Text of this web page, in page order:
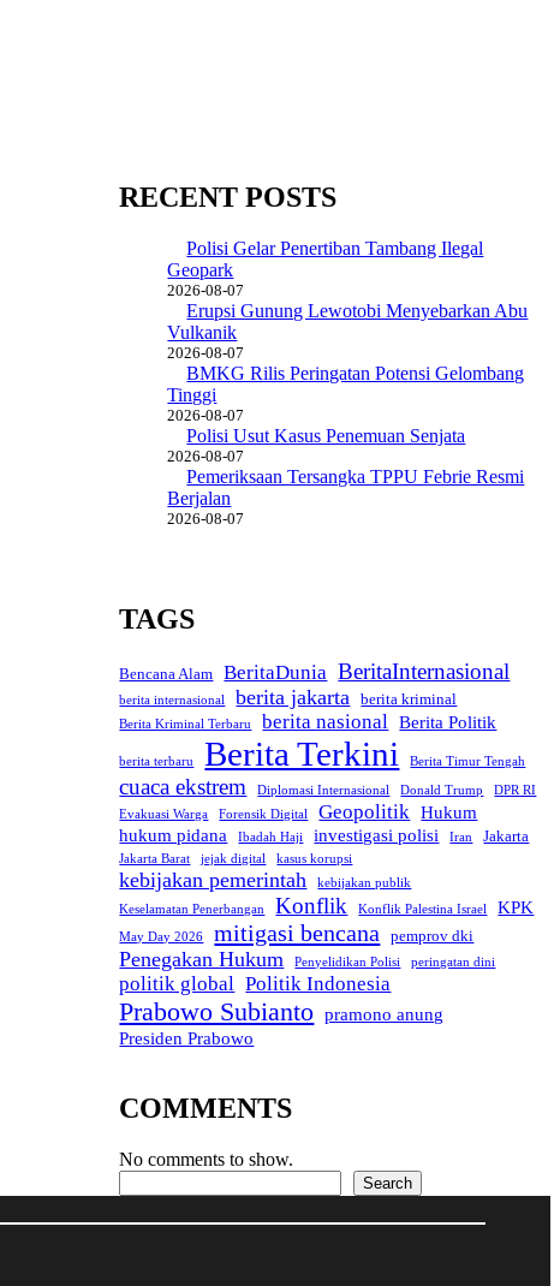
RECENT POSTS
Polisi Gelar Penertiban Tambang Ilegal
Geopark
2026-08-07
Erupsi Gunung Lewotobi Menyebarkan Abu
Vulkanik
2026-08-07
BMKG Rilis Peringatan Potensi Gelombang
Tinggi
2026-08-07
Polisi Usut Kasus Penemuan Senjata
2026-08-07
Pemeriksaan Tersangka TPPU Febrie Resmi
Berjalan
2026-08-07
TAGS
Bencana Alam BeritaDunia BeritaInternasional
berita internasional berita jakarta berita kriminal
Berita Kriminal Terbaru berita nasional Berita Politik
berita terbaru Berita Terkini Berita Timur Tengah
cuaca ekstrem Diplomasi Internasional Donald Trump
DPR RI
Evakuasi Warga
Forensik Digital Geopolitik Hukum
hukum pidana
Ibadah Haji investigasi polisi Iran Jakarta
Jakarta Barat jejak digital kasus korupsi
kebijakan pemerintah
kebijakan publik
Keselamatan Penerbangan
Konflik Konflik Palestina Israel KPK
May Day 2026 mitigasi bencana pemprov dki
Penegakan Hukum Penyelidikan Polisi peringatan dini
politik global Politik Indonesia
Prabowo Subianto pramono anung
Presiden Prabowo
COMMENTS
No comments to show.
Search